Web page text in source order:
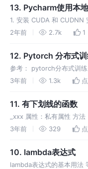
13. Pycharm使用本
1. 安装 CUDA 和 CUDNN
在命令行中输入nvidia-
2年前 2.7k 1
12. Pytorch 分布式
参考： pytorch分布式训
据（batch）的线程数目
3年前 1.3k
11. 有下划线的函数
_xxx 属性：私有属性 方
问 _ _xxx 属性：私有属性
3年前 329
10. lambda表达式
lambda表达式的基本用法